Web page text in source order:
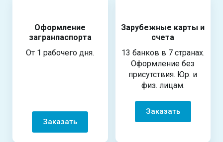
Оформление
загранпаспорта
От 1 рабочего дня.
Заказать
Зарубежные карты и
счета
13 банков в 7 странах.
Оформление без
присутствия. Юр. и
физ. лицам.
Заказать